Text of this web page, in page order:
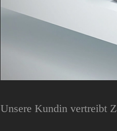
Unsere Kundin vertreibt